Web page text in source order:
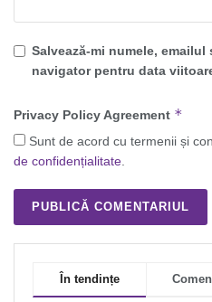
Salvează-mi numele,
navigator pentru data
Privacy Policy Agreement *
Sunt de acord cu termenii și
de confidențialitate.
În tendințe